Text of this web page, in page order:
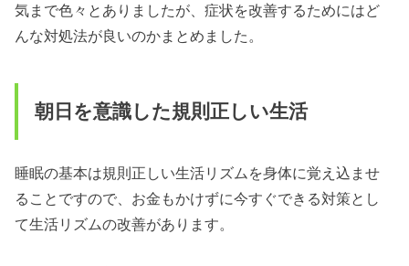
気まで色々とありましたが、症状を改善するためにはど
んな対処法が良いのかまとめました。
朝日を意識した規則正しい生活
睡眠の基本は規則正しい生活リズムを身体に覚え込ませ
ることですので、お金もかけずに今すぐできる対策とし
て生活リズムの改善があります。